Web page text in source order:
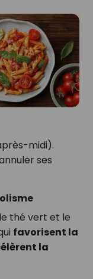
midi).
ses
thé vert et le
favorisent la
la